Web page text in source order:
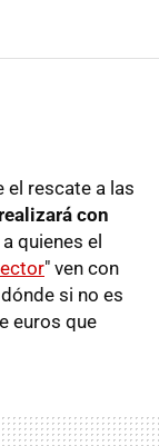
el rescate a las
con
quienes el
" ven con
si no es
euros que